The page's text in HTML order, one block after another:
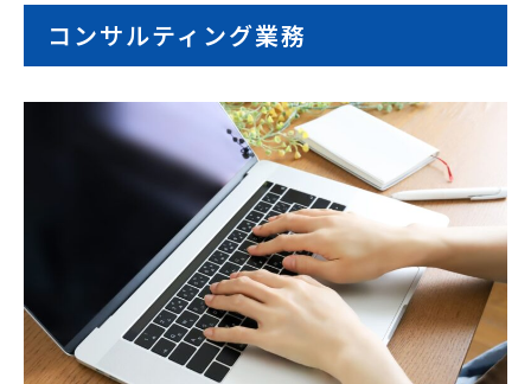
コンサルティング業務